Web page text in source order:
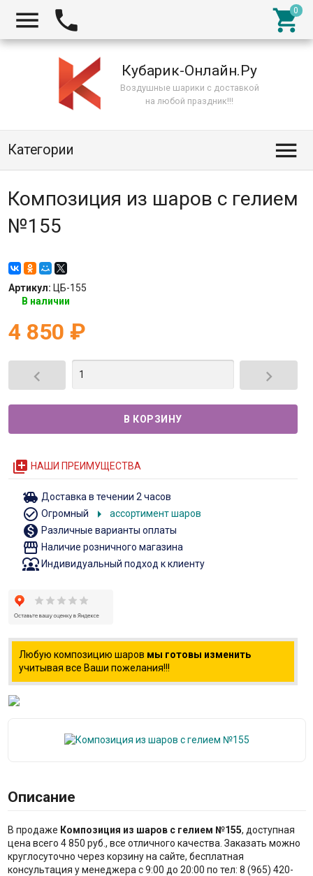
  
Кубарик-Онлайн.Ру
Воздушные шарики с доставкой
на любой праздник!!!
Категории 
Композиция из шаров с гелием
№155
Артикул: ЦБ-155
В наличии
4 850 ₽
 
queue НАШИ ПРЕИМУЩЕСТВА
toys Доставка в течении 2 часов
check_circle_outline Огромный arrow_right ассортимент шаров
monetization_on Различные варианты оплаты
storefront Наличие розничного магазина
diversity_1Индивидуальный подход к клиенту
Любую композицию шаров мы готовы изменить
учитывая все Ваши пожелания!!!
Описание
В продаже Композиция из шаров с гелием №155, доступная
цена всего 4 850 руб., все отличного качества. Заказать можно
круглосуточно через корзину на сайте, бесплатная
консультация у менеджера с 9:00 до 20:00 по тел: 8 (965) 420-